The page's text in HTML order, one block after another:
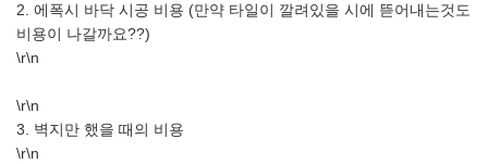
2. 에폭시 바닥 시공 비용 (만약 타일이 깔려있을 시에 뜯어내는것도
비용이 나갈까요??)
\r\n
\r\n
3. 벽지만 했을 때의 비용
\r\n